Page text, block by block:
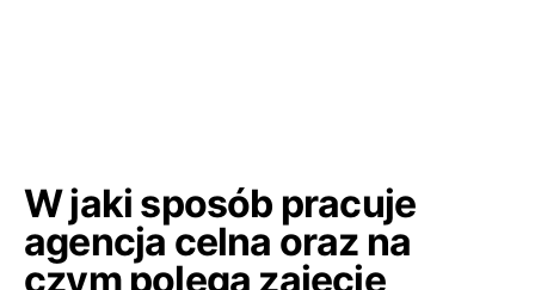
W jaki sposób pracuje
agencja celna oraz na
czym polega zajęcie